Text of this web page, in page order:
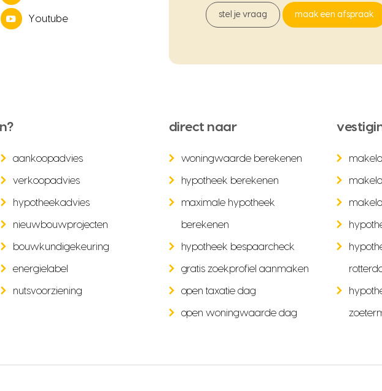
Youtube stel je vraag maak een afspraak
aankoopadvies
verkoopadvies
hypotheekadvies
nieuwbouwprojecten
bouwkundigekeuring
energielabel
nutsvoorziening
direct naar
woningwaarde berekenen
hypotheek berekenen
maximale hypotheek
berekenen
hypotheek bespaarcheck
gratis zoekprofiel aanmaken
open taxatie dag
open woningwaarde dag